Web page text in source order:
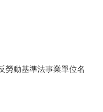
勞動基準法事業單位名